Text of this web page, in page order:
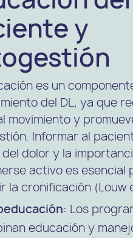
y
es un
del DL, ya que
movimiento y
Informar al
dolor y la
activo es esencial
la cronificación (Louw
: Los
educación y